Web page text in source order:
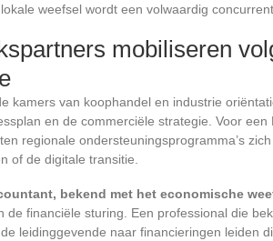
weefsel wordt een volwaardig
mobiliseren
kamers van koophandel en industrie
en de commerciële strategie. Voor een
regionale ondersteuningsprogramma’s
of de digitale transitie.
bekend met het economische
de financiële sturing. Een professional die
leidinggevende naar financieringen leiden